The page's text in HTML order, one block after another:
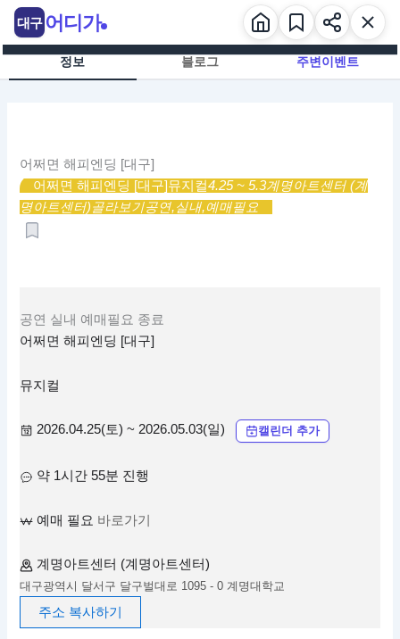
츠
정보 블로그 주변이벤트
어쩌면 해피엔딩 [대구]
어쩌면 해피엔딩 [대구]뮤지컬4.25 ~ 5.3계명아트센터 (계
명아트센터)골라보기공연,실내,예매필요
공연 실내 예매필요 종료
어쩌면 해피엔딩 [대구]
뮤지컬
2026.04.25(토) ~ 2026.05.03(일) 캘린더 추가
약 1시간 55분 진행
예매 필요 바로가기
계명아트센터 (계명아트센터)
대구광역시 달서구 달구벌대로 1095 - 0 계명대학교
주소 복사하기
대구 어디가